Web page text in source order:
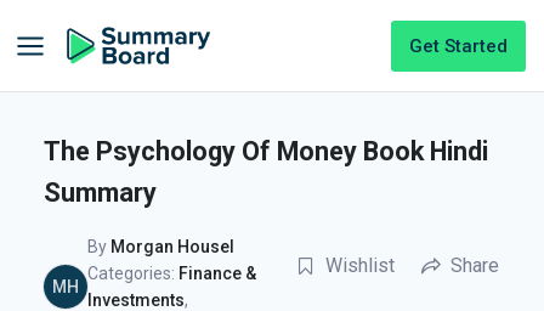
Get Started
The Psychology Of Money Book Hindi
Summary
MH
By Morgan Housel
Categories: Finance &
Investments,
Wishlist Share